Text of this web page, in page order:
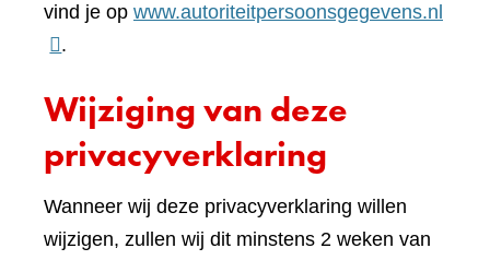
vind je op www.autoriteitpersoonsgegevens.nl
.
Wijziging van deze
privacyverklaring
Wanneer wij deze privacyverklaring willen
wijzigen, zullen wij dit minstens 2 weken van